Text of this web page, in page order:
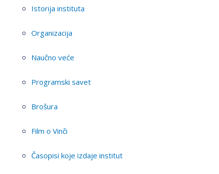
Istorija instituta
Organizacija
Naučno veće
Programski savet
Brošura
Film o Vinči
Časopisi koje izdaje institut